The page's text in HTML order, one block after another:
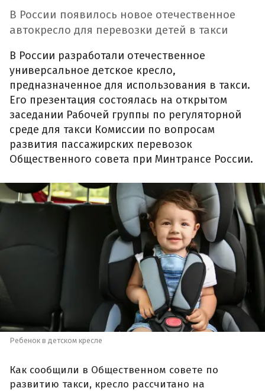
В России появилось новое отечественное
автокресло для перевозки детей в такси
В России разработали отечественное
универсальное детское кресло,
предназначенное для использования в такси.
Его презентация состоялась на открытом
заседании Рабочей группы по регуляторной
среде для такси Комиссии по вопросам
развития пассажирских перевозок
Общественного совета при Минтрансе России.
Ребенок в детском кресле
Как сообщили в Общественном совете по
развитию такси, кресло рассчитано на